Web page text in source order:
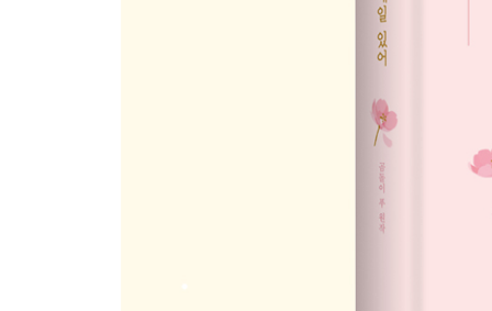
이미 선택한 것에 미련을 두지 마세요
상식이라는 말을 자주 하는 사람에게 휘둘리지 마
좋은 기억은 붙잡고, 나쁜 기억은 흘려보내고
눈에 보이지 않는 것에 흔들리지 마세요
위기를 이겨내는 일은 마음먹기에 달려 있어요